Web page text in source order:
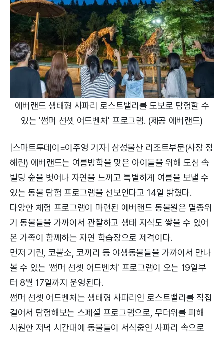
에버랜드 생태형 사파리 로스트밸리를 도보로 탐험할 수
있는 '썸머 선셋 어드벤처' 프로그램. (제공 에버랜드)
|스마트투데이=이주영 기자| 삼성물산 리조트부문(사장 정
해린) 에버랜드는 여름방학을 맞은 아이들을 위해 도심 속
빌딩 숲을 벗어나 자연을 느끼고 특별하게 여름을 보낼 수
있는 동물 탐험 프로그램을 선보인다고 14일 밝혔다.
다양한 체험 프로그램이 마련된 에버랜드 동물원은 멸종위
기 동물들을 가까이서 관찰하고 생태 지식도 쌓을 수 있어
온 가족이 함께하는 자연 학습장으로 제격이다.
먼저 기린, 코뿔소, 코끼리 등 야생동물들을 가까이서 만나
볼 수 있는 '썸머 선셋 어드벤처' 프로그램이 오는 19일부
터 8월 17일까지 운영된다.
썸머 선셋 어드벤처는 생태형 사파리인 로스트밸리를 직접
걸어서 탐험해보는 스페셜 프로그램으로, 무더위를 피해
시원한 저녁 시간대에 동물들이 서식중인 사파리 속으로